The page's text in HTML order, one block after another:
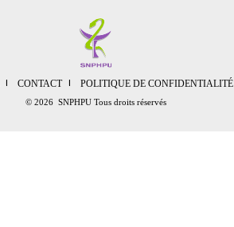
CONTACT POLITIQUE DE CONFIDENTIALITÉ
© 2026 SNPHPU Tous droits réservés